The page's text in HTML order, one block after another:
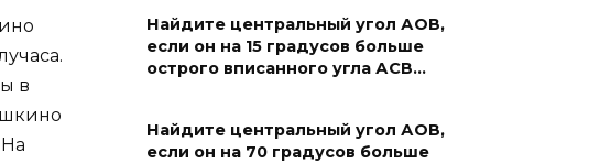
в
Найдите центральный угол АОВ,
если он на 15 градусов больше
острого вписанного угла АСВ…
Найдите центральный угол АОВ,
если он на 70 градусов больше